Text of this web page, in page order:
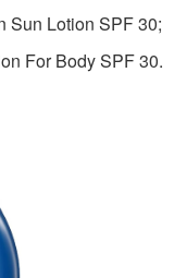
Sun Lotion SPF 30;
For Body SPF 30.